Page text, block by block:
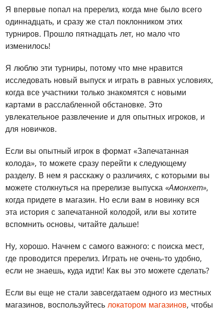
Я впервые попал на пререлиз, когда мне было всего
одиннадцать, и сразу же стал поклонником этих
турниров. Прошло пятнадцать лет, но мало что
изменилось!
Я люблю эти турниры, потому что мне нравится
исследовать новый выпуск и играть в равных условиях,
когда все участники только знакомятся с новыми
картами в расслабленной обстановке. Это
увлекательное развлечение и для опытных игроков, и
для новичков.
Если вы опытный игрок в формат «Запечатанная
колода», то можете сразу перейти к следующему
разделу. В нем я расскажу о различиях, с которыми вы
можете столкнуться на пререлизе выпуска«Амонхет»,
когда придете в магазин. Но если вам в новинку вся
эта история с запечатанной колодой, или вы хотите
вспомнить основы, читайте дальше!
Ну, хорошо. Начнем с самого важного: с поиска мест,
где проводится пререлиз. Играть не очень-то удобно,
если не знаешь, куда идти! Как вы это можете сделать?
Если вы еще не стали завсегдатаем одного из местных
магазинов, воспользуйтесьлокатором магазинов, чтобы